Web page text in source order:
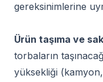
gereksinimlerine
Ürün taşıma ve
torbaların
yüksekliği